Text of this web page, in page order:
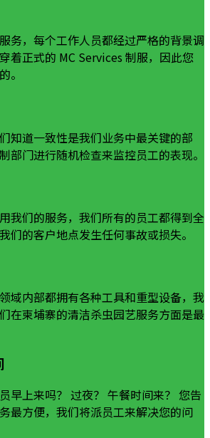
务，每个工作人员都经过严格的背景调
着正式的 MC Services 制服，因此您
。
知道一致性是我们业务中最关键的部
部门进行随机检查来监控员工的表现。
我们的服务，我们所有的员工都得到全
们的客户地点发生任何事故或损失。
域内部都拥有各种工具和重型设备，我
在柬埔寨的清洁杀虫园艺服务方面是最
早上来吗？ 过夜？ 午餐时间来？ 您告
最方便，我们将派员工来解决您的问